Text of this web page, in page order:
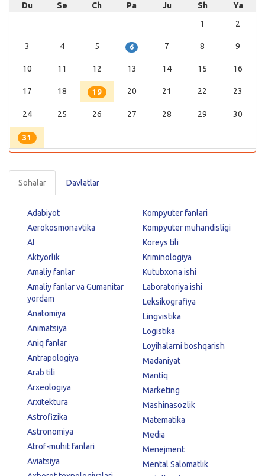
Du Se Ch Pa Ju Sh
Ya
1
2
3 4 5 6 7 8 9
10 11 12 13 14 15 16
17 18 19 20 21 22 23
24 25 26 27 28 29 30
31
Sohalar Davlatlar
Adabiyot
Aerokosmonavtika
AI
Aktyorlik
Amaliy fanlar
Amaliy fanlar va Gumanitar
yordam
Anatomiya
Animatsiya
Aniq fanlar
Antrapologiya
Arab tili
Arxeologiya
Arxitektura
Astrofizika
Astronomiya
Atrof-muhit fanlari
Aviatsiya
Kompyuter fanlari
Kompyuter muhandisligi
Koreys tili
Kriminologiya
Kutubxona ishi
Laboratoriya ishi
Leksikografiya
Lingvistika
Logistika
Loyihalarni boshqarish
Madaniyat
Mantiq
Marketing
Mashinasozlik
Matematika
Media
Menejment
Mental Salomatlik